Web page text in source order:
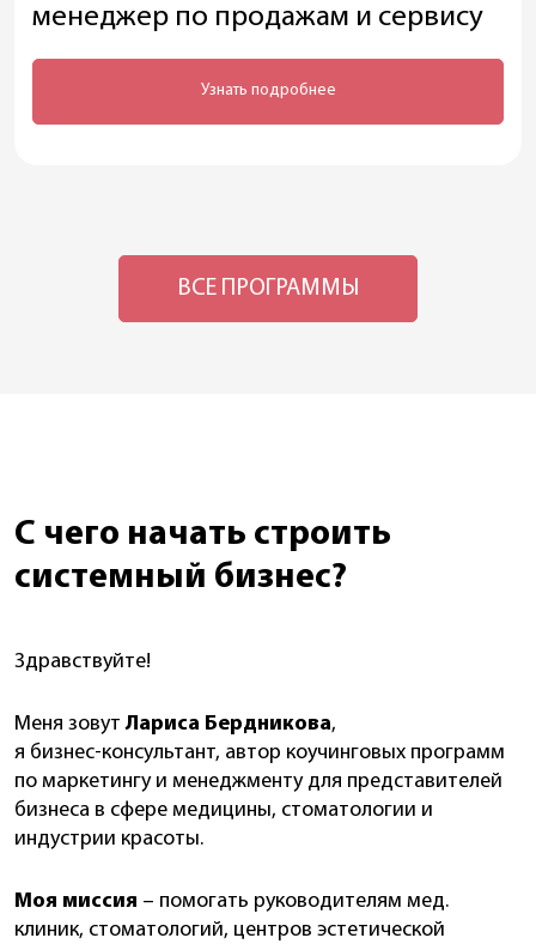
менеджер по продажам и сервису
Узнать подробнее
ВСЕ ПРОГРАММЫ
С чего начать строить
системный бизнес?
Здравствуйте!
Меня зовутЛариса Бердникова,
я бизнес-консультант, автор коучинговых программ
по маркетингу и менеджменту для представителей
бизнеса в сфере медицины, стоматологии и
индустрии красоты.
Моя миссия – помогать руководителям мед.
клиник, стоматологий, центров эстетической